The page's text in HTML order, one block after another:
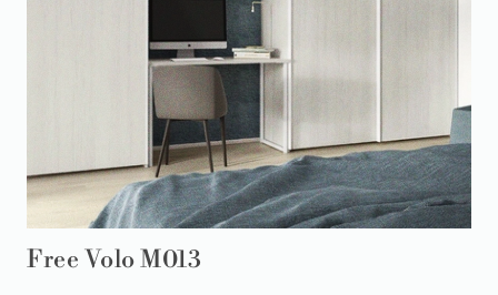
Free Volo M013